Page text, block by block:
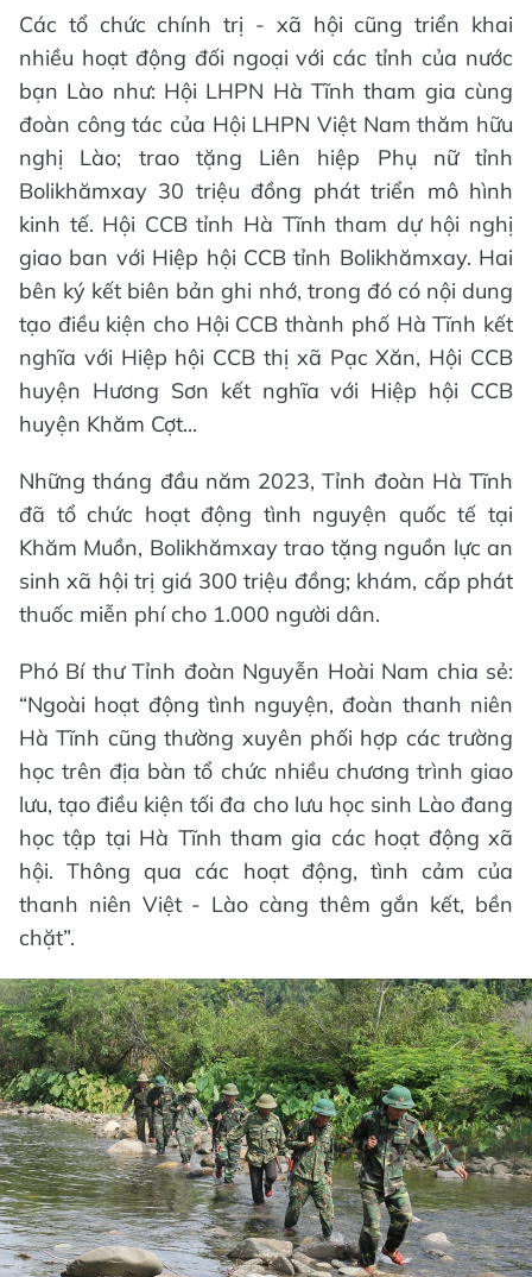
Các tổ chức chính trị - xã hội cũng triển khai
nhiều hoạt động đối ngoại với các tỉnh của nước
bạn Lào như: Hội LHPN Hà Tĩnh tham gia cùng
đoàn công tác của Hội LHPN Việt Nam thăm hữu
nghị Lào; trao tặng Liên hiệp Phụ nữ tỉnh
Bolikhămxay 30 triệu đồng phát triển mô hình
kinh tế. Hội CCB tỉnh Hà Tĩnh tham dự hội nghị
giao ban với Hiệp hội CCB tỉnh Bolikhămxay. Hai
bên ký kết biên bản ghi nhớ, trong đó có nội dung
tạo điều kiện cho Hội CCB thành phố Hà Tĩnh kết
nghĩa với Hiệp hội CCB thị xã Pạc Xăn, Hội CCB
huyện Hương Sơn kết nghĩa với Hiệp hội CCB
huyện Khăm Cợt...
Những tháng đầu năm 2023, Tỉnh đoàn Hà Tĩnh
đã tổ chức hoạt động tình nguyện quốc tế tại
Khăm Muồn, Bolikhămxay trao tặng nguồn lực an
sinh xã hội trị giá 300 triệu đồng; khám, cấp phát
thuốc miễn phí cho 1.000 người dân.
Phó Bí thư Tỉnh đoàn Nguyễn Hoài Nam chia sẻ:
“Ngoài hoạt động tình nguyện, đoàn thanh niên
Hà Tĩnh cũng thường xuyên phối hợp các trường
học trên địa bàn tổ chức nhiều chương trình giao
lưu, tạo điều kiện tối đa cho lưu học sinh Lào đang
học tập tại Hà Tĩnh tham gia các hoạt động xã
hội. Thông qua các hoạt động, tình cảm của
thanh niên Việt - Lào càng thêm gắn kết, bền
chặt”.